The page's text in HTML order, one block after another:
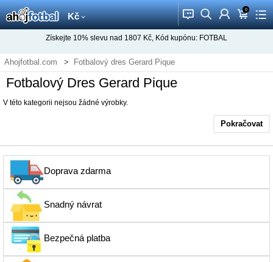
Kč 󰂱 󰂨 󰃳 0
󰃦 󰃖
Získejte 10% slevu nad 1807 Kč, Kód kupónu: FOTBAL
Ahojfotbal.com Fotbalový dres Gerard Pique
Fotbalový Dres Gerard Pique
V této kategorii nejsou žádné výrobky.
Pokračovat
Doprava zdarma
Snadný návrat
Bezpečná platba